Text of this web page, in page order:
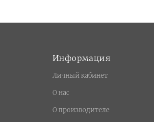
Информация
Личный кабинет
О нас
О производителе